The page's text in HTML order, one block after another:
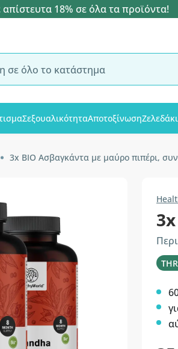
απίστευτα 18% σε όλα τα προϊόντα!
ΣεξουαλικότηταΑποτοξίνωση
3x BIO Ασβαγκάντα με μαύρο πιπέρι,